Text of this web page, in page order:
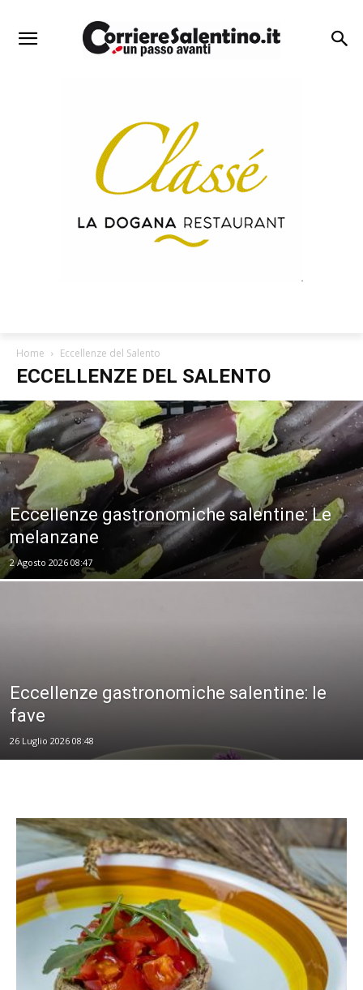
Home Eccellenze del Salento
ECCELLENZE DEL SALENTO
Eccellenze gastronomiche salentine: Le
melanzane
2 Agosto 2026 08:47
Eccellenze gastronomiche salentine: le
fave
26 Luglio 2026 08:48